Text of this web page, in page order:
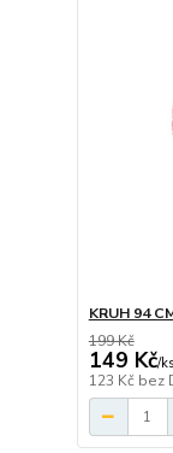
KRUH 94
199 Kč
149 Kč/ks
123 Kč bez